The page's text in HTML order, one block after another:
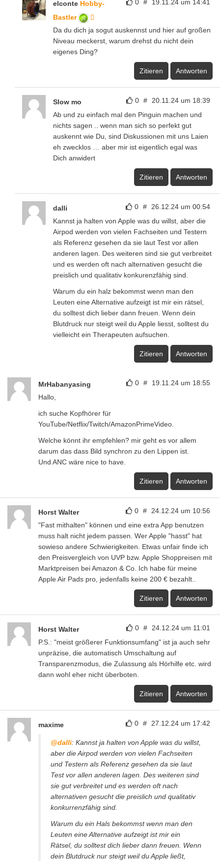
0 # 19.11.24 um 14:41
elconte Hobby-
Bastler
Da du dich ja sogut auskennst und hier auf großen
Niveau meckerst, warum drehst du nicht dein
eigenes Ding?
Zitieren Antworten
0 # 20.11.24 um 18:39
Slow mo
Ab und zu einfach mal den Pinguin machen und
nichts sagen .. wenn man sich so perfekt gut
auskennt wie Du, sind Diskussionen mit uns Laien
eh zwecklos … aber mir ist eigentlich egal was
Dich anwidert
Zitieren Antworten
0 # 26.12.24 um 00:54
dalli
Kannst ja halten von Apple was du willst, aber die
Airpod werden von vielen Fachseiten und Testern
als Referenz gesehen da sie laut Test vor allen
anderen lagen. Des weiteren sind sie gut verbreitet
und es werden oft nach alternativen gesucht die
preislich und qualitativ konkurenzfähig sind.
Warum du ein halz bekommst wenn man den
Leuten eine Alternative aufzeigt ist mir ein rätsel,
du solltest dich lieber dann freuen. Wenn dein
Blutdruck nur steigt weil du Apple liesst, solltest du
vielleicht ein Therapeuten aufsuchen.
Zitieren Antworten
0 # 19.11.24 um 18:55
MrHabanyasing
Hallo,
ich suche Kopfhörer für
YouTube/Netflix/Twitch/AmazonPrimeVideo.
Welche könnt ihr empfehlen? mir geht es vor allem
darum das dass Bild synchron zu den Lippen ist.
Und ANC wäre nice to have.
Zitieren Antworten
0 # 24.12.24 um 10:56
Horst Walter
"Fast mithalten" können und eine extra App benutzen
muss halt nicht jedem passen. Wer Apple "hasst" hat
sowieso andere Schwierigkeiten. Etwas unfair finde ich
den Preisvergleich von UVP bzw. Apple Shoppreisen mit
Marktpreisen bei Amazon & Co. Ich habe für meine
Apple Air Pads pro, jedenfalls keine 200 € bezahlt..
Zitieren Antworten
0 # 24.12.24 um 11:01
Horst Walter
P.S.: "meist größerer Funktionsumfang" ist ja auch sehr
unpräzise, die automatisch Umschaltung auf
Transparenzmodus, die Zulassung als Hörhilfe etc. wird
dann wohl eher nicht überboten.
Zitieren Antworten
0 # 27.12.24 um 17:42
maxime
@dalli: Kannst ja halten von Apple was du willst,
aber die Airpod werden von vielen Fachseiten
und Testern als Referenz gesehen da sie laut
Test vor allen anderen lagen. Des weiteren sind
sie gut verbreitet und es werden oft nach
alternativen gesucht die preislich und qualitativ
konkurrenzfähig sind.
Warum du ein Hals bekommst wenn man den
Leuten eine Alternative aufzeigt ist mir ein
Rätsel, du solltest dich lieber dann freuen. Wenn
dein Blutdruck nur steigt weil du Apple ließt,